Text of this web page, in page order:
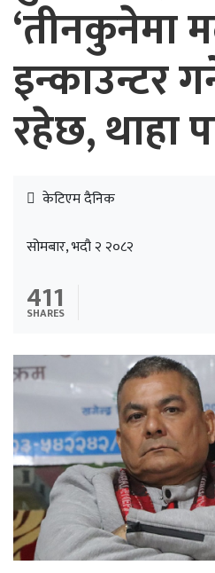
‘तीनकुनेमा
इन्काउन्टर
रहेछ, थाहा
केटिएम दैनिक
सोमबार, भदौ २ २०८२
411
SHARES